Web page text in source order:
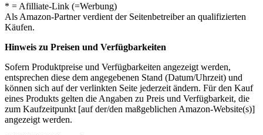
* = Afilliate-Link (=Werbung)
Als Amazon-Partner verdient der Seitenbetreiber an qualifizierten
Käufen.
Hinweis zu Preisen und Verfügbarkeiten
Sofern Produktpreise und Verfügbarkeiten angezeigt werden,
entsprechen diese dem angegebenen Stand (Datum/Uhrzeit) und
können sich auf der verlinkten Seite jederzeit ändern. Für den Kauf
eines Produkts gelten die Angaben zu Preis und Verfügbarkeit, die
zum Kaufzeitpunkt [auf der/den maßgeblichen Amazon-Website(s)]
angezeigt werden.